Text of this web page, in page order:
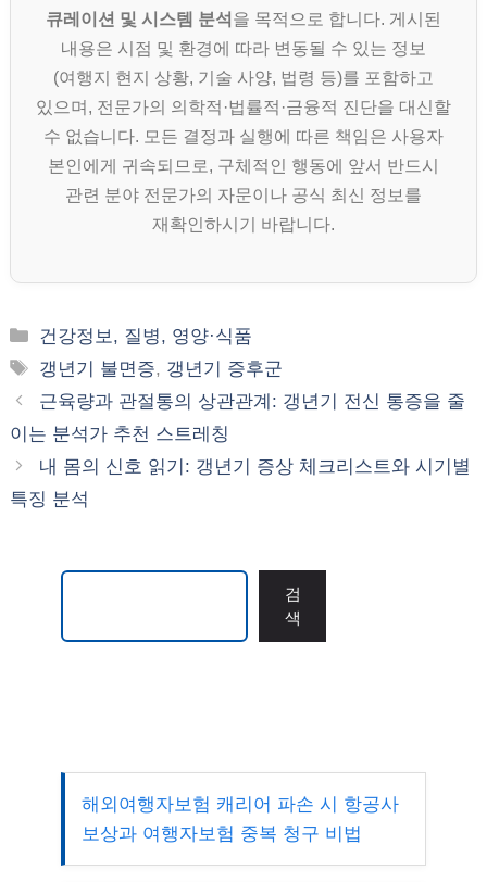
큐레이션 및 시스템 분석 을 목적으로 합니다. 게시된
내용은 시점 및 환경에 따라 변동될 수 있는 정보
(여행지 현지 상황, 기술 사양, 법령 등)를 포함하고
있으며, 전문가의 의학적·법률적·금융적 진단을 대신할
수 없습니다. 모든 결정과 실행에 따른 책임은 사용자
본인에게 귀속되므로, 구체적인 행동에 앞서 반드시
관련 분야 전문가의 자문이나 공식 최신 정보를
재확인하시기 바랍니다.
카
테
리
건강정보, 질병, 영양·식품
태
그
갱년기 불면증, 갱년기 증후군
근육량과 관절통의 상관관계: 갱년기 전신 통증을 줄
이는 분석가 추천 스트레칭
내 몸의 신호 읽기: 갱년기 증상 체크리스트와 시기별
특징 분석
검
색
해외여행자보험 캐리어 파손 시 항공사
보상과 여행자보험 중복 청구 비법